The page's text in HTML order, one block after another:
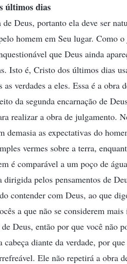
últimos dias
Deus, portanto ela deve ser
homem em Seu lugar. Como
que Deus ainda
Isto é, Cristo dos últimos dias
verdades a eles. Essa é a obra
da segunda encarnação de
realizar a obra de julgamento.
demasia as expectativas do
vermes sobre a terra,
é comparável a um poço de
dirigida pelos pensamentos de
contender com Deus, ao que
a que não se considerem
Deus, então por que você não
diante da verdade, por
Ele não repetirá a obra